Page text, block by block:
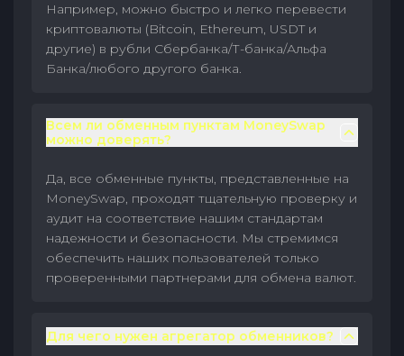
Например, можно быстро и легко перевести
криптовалюты (Bitcoin, Ethereum, USDT и
другие) в рубли Сбербанка/Т-банка/Альфа
Банка/любого другого банка.
Всем ли обменным пунктам MoneySwap
можно доверять?
Да, все обменные пункты, представленные на
MoneySwap, проходят тщательную проверку и
аудит на соответствие нашим стандартам
надежности и безопасности. Мы стремимся
обеспечить наших пользователей только
проверенными партнерами для обмена валют.
Для чего нужен агрегатор обменников?